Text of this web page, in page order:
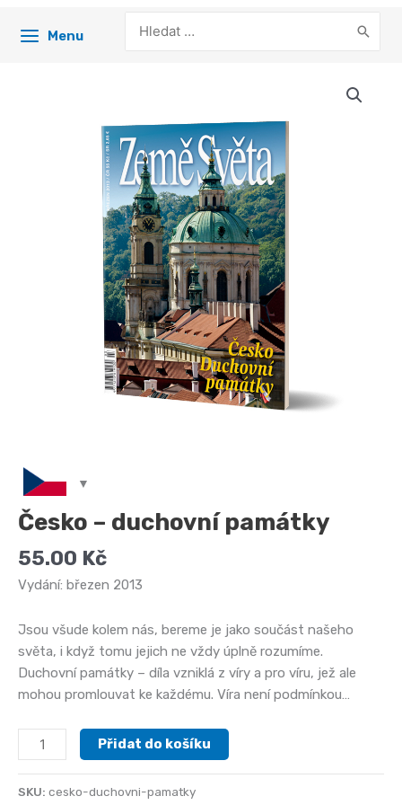
Menu
for:
Česko – duchovní památky
55.00 Kč
Vydání: březen 2013
Jsou všude kolem nás, bereme je jako součást našeho
světa, i když tomu jejich ne vždy úplně rozumíme.
Duchovní památky – díla vzniklá z víry a pro víru, jež ale
mohou promlouvat ke každému. Víra není podmínkou…
Česko
-
Přidat do košíku
SKU: cesko-duchovni-pamatky